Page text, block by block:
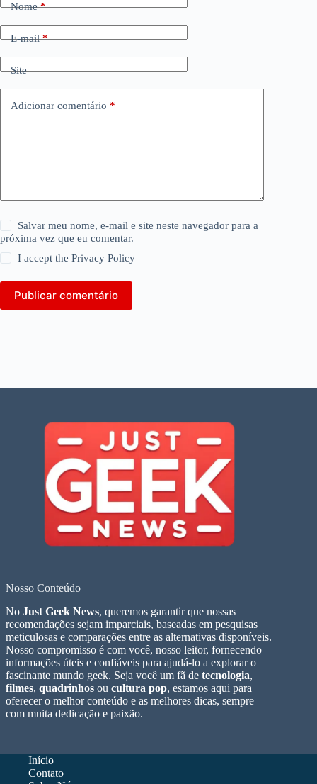
Nome*
E-mail*
Site
Adicionar comentário *
Salvar meu nome, e-mail e site neste navegador para a
próxima vez que eu comentar.
I accept thePrivacy Policy
Publicar comentário
Nosso Conteúdo
No Just Geek News, queremos garantir que nossas
recomendações sejam imparciais, baseadas em pesquisas
meticulosas e comparações entre as alternativas disponíveis.
Nosso compromisso é com você, nosso leitor, fornecendo
informações úteis e confiáveis para ajudá-lo a explorar o
fascinante mundo geek. Seja você um fã de tecnologia,
filmes, quadrinhos ou cultura pop, estamos aqui para
oferecer o melhor conteúdo e as melhores dicas, sempre
com muita dedicação e paixão.
Início
Contato